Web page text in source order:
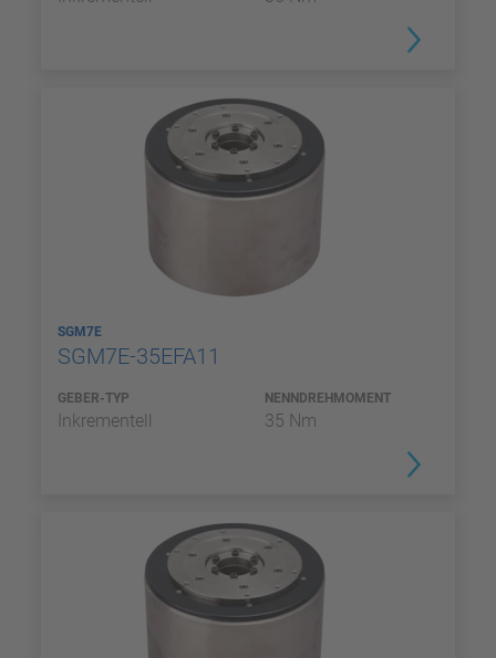
SGM7E
SGM7E-35EFA11
GEBER-TYP
Inkrementell
NENNDREHMOMENT
35 Nm